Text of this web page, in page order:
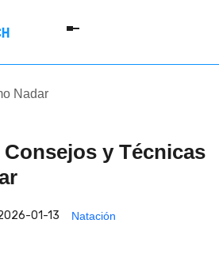
Nadar
y Técnicas
01-13 Natación